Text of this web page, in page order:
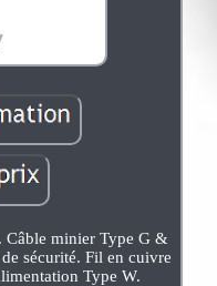
Câble minier Type G &
sécurité. Fil en cuivre
Type W.